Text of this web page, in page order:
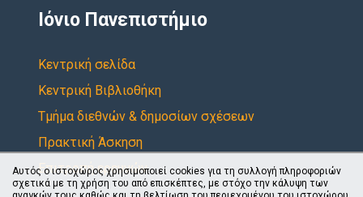
Ιόνιο Πανεπιστήμιο
Κεντρική σελίδα
Κεντρική Βιβλιοθήκη
Τμήμα διεθνών & δημοσίων σχέσεων
Πρακτική Άσκηση
Επιτροπή ερευνών
Αυτός ο ιστοχώρος χρησιμοποιεί cookies για τη συλλογή πληροφοριών
σχετικά με τη χρήση του από επισκέπτες, με στόχο την κάλυψη των